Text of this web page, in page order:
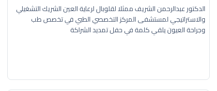
الدكتور عبدالرحمن الشريف ممثلا لقلوبال لرعاية العين الشريك التشغيلي
والاستراتيجي لمستشفى المركز التخصصي الطبي في تخصص طب
وجراحة العيون يلقي كلمة في حفل تمديد الشراكة